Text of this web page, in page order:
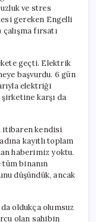
ve stres
gereken Engelli
çalışma fırsatı
geçti. Elektrik
başvurdu. 6 gün
elektriği
şirketine karşı da
itibaren kendisi
kayıtlı toplam
haberimiz yoktu.
binanın
düşündük, ancak
oldukça olumsuz
olan sahibin